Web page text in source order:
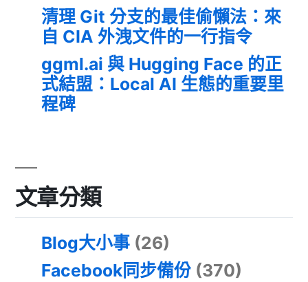
清理 Git 分支的最佳偷懶法：來
自 CIA 外洩文件的一行指令
ggml.ai 與 Hugging Face 的正
式結盟：Local AI 生態的重要里
程碑
文章分類
Blog大小事 (26)
Facebook同步備份 (370)